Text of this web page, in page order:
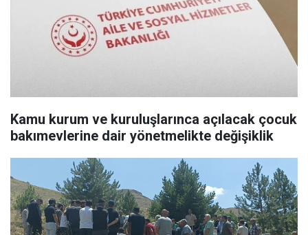
Kamu kurum ve kuruluşlarınca açılacak çocuk
bakımevlerine dair yönetmelikte değişiklik